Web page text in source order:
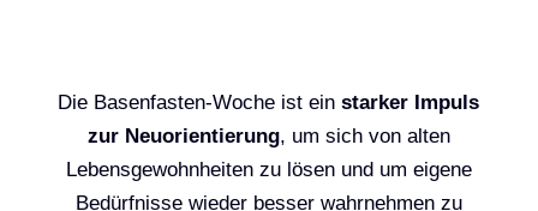
Die Basenfasten-Woche ist einstarker Impuls
zur Neuorientierung, um sich von alten
Lebensgewohnheiten zu lösen und um eigene
Bedürfnisse wieder besser wahrnehmen zu